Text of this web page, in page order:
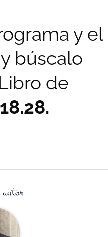
y el
búscalo
de